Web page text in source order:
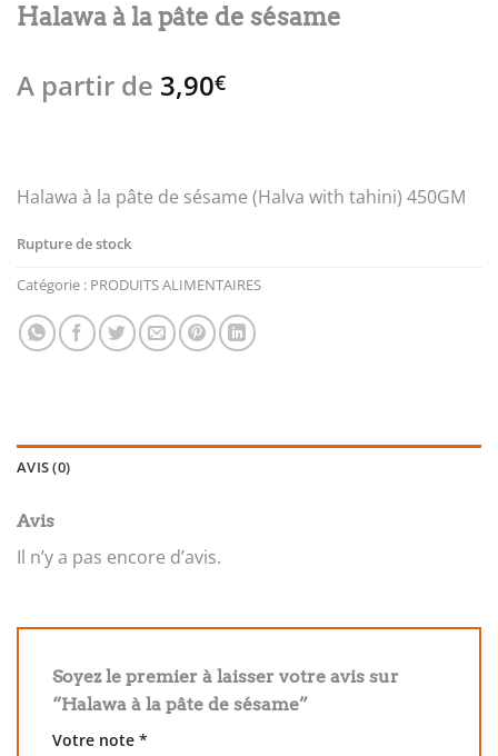
Halawa à la pâte de sésame
A partir de 3,90€
Halawa à la pâte de sésame (Halva with tahini) 450GM
Rupture de stock
Catégorie : PRODUITS ALIMENTAIRES
AVIS (0)
Avis
Il n’y a pas encore d’avis.
Soyez le premier à laisser votre avis sur
“Halawa à la pâte de sésame”
Votre note *